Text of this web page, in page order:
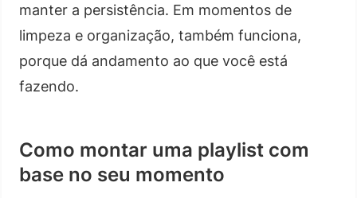
manter a persistência. Em momentos de
limpeza e organização, também funciona,
porque dá andamento ao que você está
fazendo.
Como montar uma playlist com
base no seu momento